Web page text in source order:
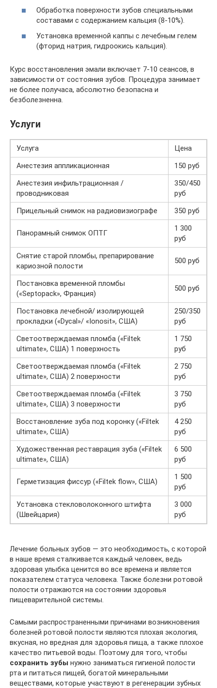
Обработка поверхности зубов специальными
составами с содержанием кальция (8-10%).
Установка временной каппы с лечебным гелем
(фторид натрия, гидроокись кальция).
Курс восстановления эмали включает 7-10 сеансов, в
зависимости от состояния зубов. Процедура занимает
не более получаса, абсолютно безопасна и
безболезненна.
Услуги
Услуга
Цена
Анестезия аппликационная
150 руб
Анестезия инфильтрационная /
проводниковая
350/450
руб
Прицельный снимок на радиовизиографе
350 руб
Панорамный снимок ОПТГ
1 300
руб
Снятие старой пломбы, препарирование
кариозной полости
500 руб
Постановка временной пломбы
(«Septopack», Франция)
500 руб
Постановка лечебной/ изолирующей
прокладки («Dycal»/ «Ionosit», США)
250/350
руб
Светоотверждаемая пломба («Filtek
ultimate», США) 1 поверхность
1 750
руб
Светоотверждаемая пломба («Filtek
ultimate», США) 2 поверхности
2 750
руб
Светоотверждаемая пломба («Filtek
ultimate», США) 3 поверхности
3 750
руб
Восстановление зуба под коронку («Filtek
ultimate», США)
4 250
руб
Художественная реставрация зуба («Filtek
ultimate», США)
6 500
руб
Герметизация фиссур («Filtek flow», США)
1 500
руб
Установка стекловолоконного штифта
(Швейцария)
3 000
руб
Лечение больных зубов — это необходимость, с которой
в наше время сталкивается каждый человек, ведь
здоровая улыбка ценится во все времена и является
показателем статуса человека. Также болезни ротовой
полости отражаются на состоянии здоровья
пищеварительной системы.
Самыми распространенными причинами возникновения
болезней ротовой полости являются плохая экология,
вкусная, но вредная для здоровья пища, а также плохое
качество питьевой воды. Поэтому для того, чтобы
сохранить зубы нужно заниматься гигиеной полости
рта и питаться пищей, богатой минеральными
веществами, которые участвуют в регенерации зубных